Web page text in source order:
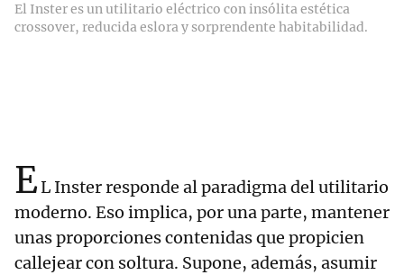
El Inster es un utilitario eléctrico con insólita estética
crossover, reducida eslora y sorprendente habitabilidad.
EL Inster responde al paradigma del utilitario
moderno. Eso implica, por una parte, mantener
unas proporciones contenidas que propicien
callejear con soltura. Supone, además, asumir